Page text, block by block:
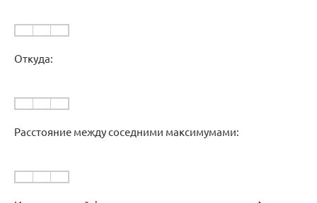
Откуда:
Расстояние между соседними максимумами: